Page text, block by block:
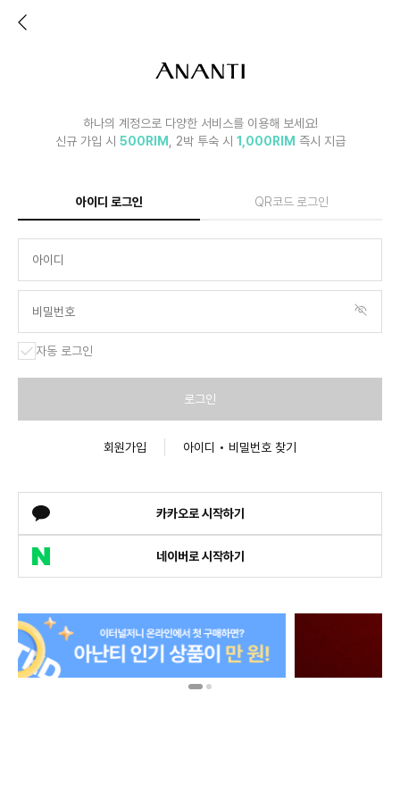
하나의 계정으로 다양한 서비스를 이용해 보세요!
신규 가입 시 500RIM , 2박 투숙 시 1,000RIM 즉시 지급
아이디 로그인 QR코드 로그인
자동 로그인
로그인
회원가입 아이디 • 비밀번호 찾기
카카오로 시작하기
네이버로 시작하기